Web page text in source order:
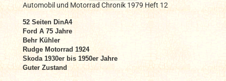
Automobil und Motorrad Chronik 1979 Heft 12
52 Seiten DinA4
Ford A 75 Jahre
Behr Kühler
Rudge Motorrad 1924
Skoda 1930er bis 1950er Jahre
Guter Zustand